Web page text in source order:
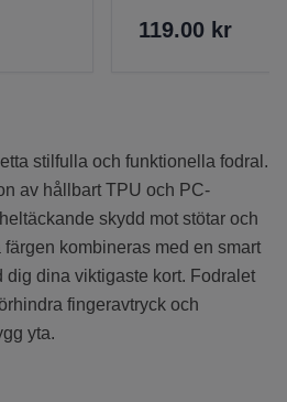
119.00 kr
stilfulla och funktionella fodral.
av hållbart TPU och PC-
skydd mot stötar och
kombineras med en smart
dig dina viktigaste kort. Fodralet
fingeravtryck och
yta.